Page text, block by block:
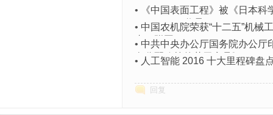
•
《中国表面工程》被《日本
(JSTChina)收录
• 中国农机院荣获“十二五”机械
者（附图）
• 中共中央办公厅国务院办公厅
向分配政策的若干意见》
• 人工智能 2016 十大里程碑盘
回复